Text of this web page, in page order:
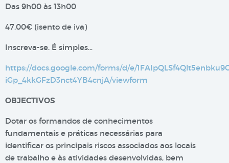
Das 9h00 às 13h00
47,00€ (isento de iva)
Inscreva-se. É simples…
https://docs.google.com/forms/d/e/
iGp_4kkGFzD3nct4YB4cnjA/viewform
OBJECTIVOS
Dotar os formandos de conhecimentos
fundamentais e práticas necessárias para
identificar os principais riscos associados aos locais
de trabalho e às atividades desenvolvidas, bem